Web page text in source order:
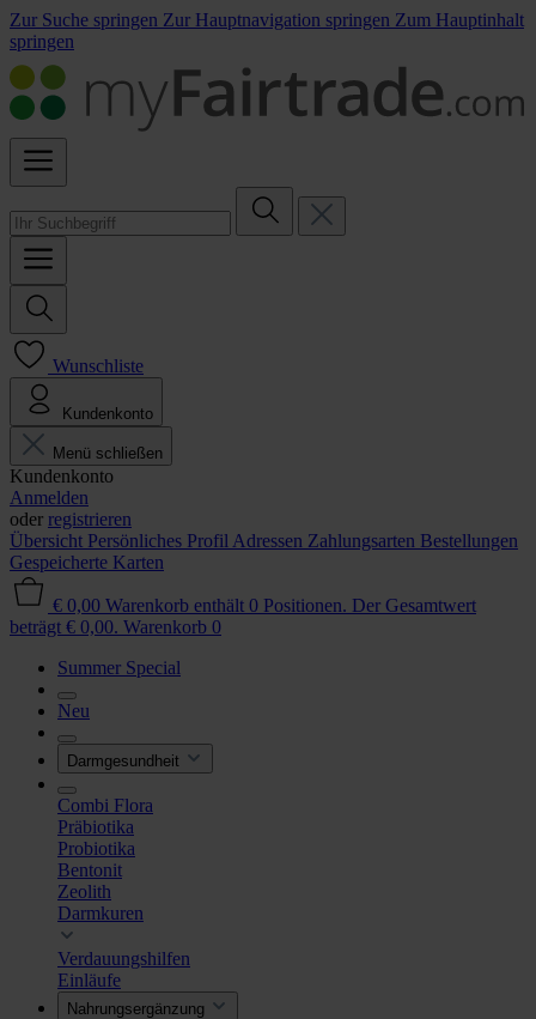
Zur Suche springen Zur Hauptnavigation springen Zum Hauptinhalt
springen
Wunschliste
Kundenkonto
Menü schließen
Kundenkonto
Anmelden
oder registrieren
Übersicht Persönliches Profil Adressen Zahlungsarten Bestellungen
Gespeicherte Karten
€ 0,00 Warenkorb enthält 0 Positionen. Der Gesamtwert
beträgt € 0,00. Warenkorb 0
Summer Special
Neu
Darmgesundheit
Combi Flora
Präbiotika
Probiotika
Bentonit
Zeolith
Darmkuren
Verdauungshilfen
Einläufe
Nahrungsergänzung